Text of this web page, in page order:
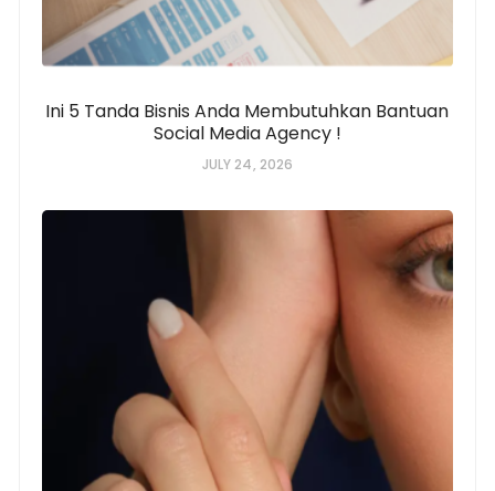
Ini 5 Tanda Bisnis Anda Membutuhkan Bantuan
Social Media Agency !
JULY 24, 2026